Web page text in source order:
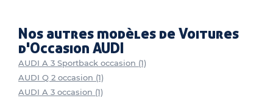
Nos autres modèles de Voitures
d'Occasion AUDI
AUDI A 3 Sportback occasion (1)
AUDI Q 2 occasion (1)
AUDI A 3 occasion (1)